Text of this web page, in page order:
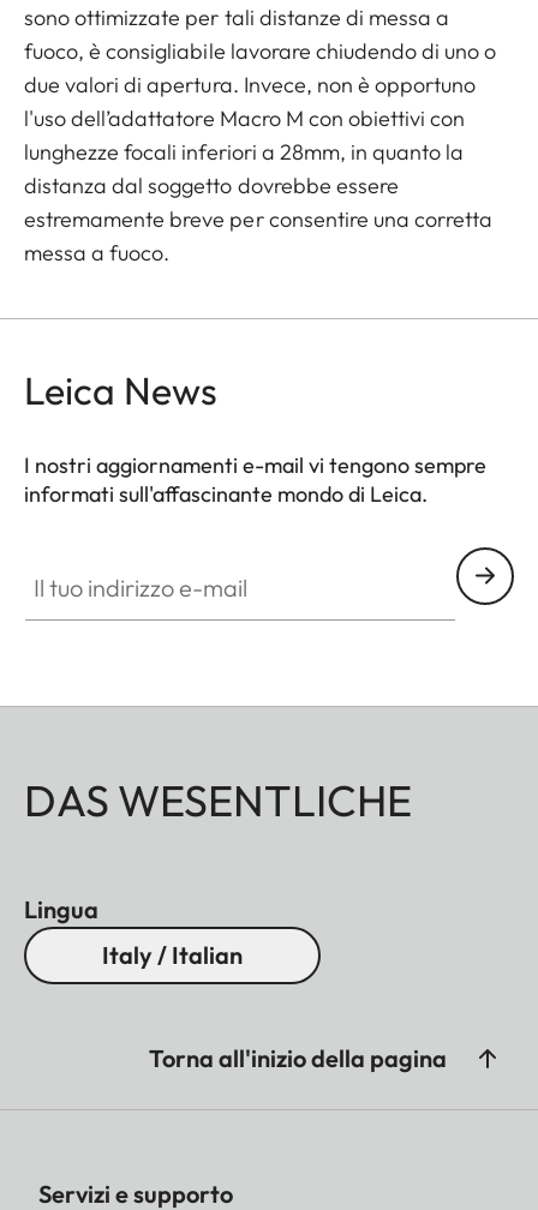
sono ottimizzate per tali distanze di messa a
fuoco, è consigliabile lavorare chiudendo di uno o
due valori di apertura. Invece, non è opportuno
l'uso dell’adattatore Macro M con obiettivi con
lunghezze focali inferiori a 28mm, in quanto la
distanza dal soggetto dovrebbe essere
estremamente breve per consentire una corretta
messa a fuoco.
Leica News
I nostri aggiornamenti e-mail vi tengono sempre
informati sull'affascinante mondo di Leica.
DAS WESENTLICHE
Lingua
Italy / Italian
Torna all'inizio della pagina
Servizi e supporto